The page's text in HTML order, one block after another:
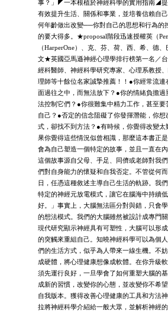
事？」◤一本根植於神經科學的實用指南◢提
有效提升生活、關係和事業，並培養信賴自
何年齡做出改變──你對自己的思想和行為的
的要大得多。★proposal階段迅速授權英（
（HarperOne）、克、芬、荷、西、希、德
文★英國亞馬遜神經心理學排行榜第一名／
經科醫師、神經科學研究專家、心理系教授
理師等十餘位名家誠摯推薦！！●你經常流連
面過往之中，而無法放下？●你的情緒負擔過
法控制它們？●你很難集中精力工作，甚至要
自己？●否定的信念阻礙了你發揮潛能，你想
式，卻找不到方法？●有時候，你覺得改變太
果你覺得這些情況似曾相識，那麼這本書正
會為自己塑造一個特定的故事，並且一直在
這個故事源自父母、手足、同儕或老師對我
們對自身能力的懷疑和自我否定。不管從何
日，任憑這種敘述主導自己生活的軌跡。我
特定的神經元放電模式，讓它在腦海中持續
好。」事實上，大腦無法區分對與錯，只會
的想法模式。我們的大腦雖然被設計成專門
現代研究顯示神經具有可塑性，大腦可以形
的突觸來重組自己。知曉神經科學可以為個
們的生活方式，似乎為人帶來一線生機。不
成硬體，將心理健康想像成軟體。在你升級
須先運行良好，一旦學會了如何重塑大腦的
成新的習慣，改變你的心態，並改變你不希
自我版本。獲得改善心理健康的工具和方法
拉將神經科學介紹給一般大眾，並解析神經